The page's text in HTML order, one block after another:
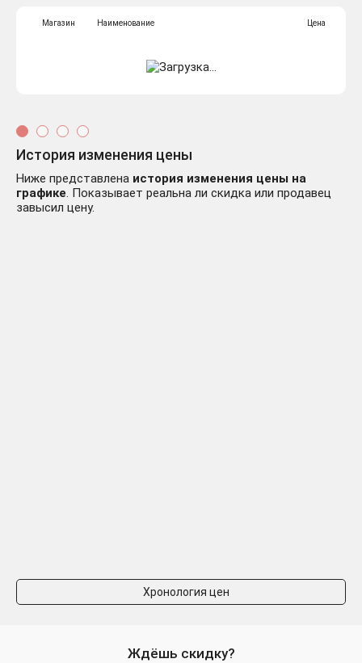
Магазин Наименование Цена
История изменения цены
Ниже представлена история изменения цены на
графике. Показывает реальна ли скидка или продавец
завысил цену.
Хронология цен
Ждёшь скидку?